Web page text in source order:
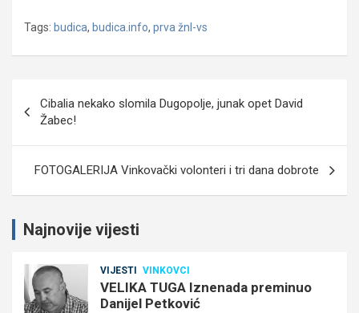
Tags: budica, budica.info, prva žnl-vs
objava
Cibalia nekako slomila Dugopolje, junak opet David
Žabec!
FOTOGALERIJA Vinkovački volonteri i tri dana dobrote
Najnovije vijesti
VIJESTI VINKOVCI
VELIKA TUGA Iznenada preminuo
Danijel Petković